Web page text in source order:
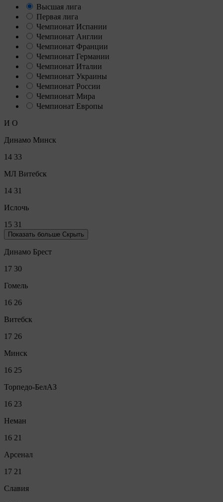
Высшая лига
Первая лига
Чемпионат Испании
Чемпионат Англии
Чемпионат Франции
Чемпионат Германии
Чемпионат Италии
Чемпионат Украины
Чемпионат России
Чемпионат Мира
Чемпионат Европы
И О
Динамо Минск
14 33
МЛ Витебск
14 31
Ислочь
15 31
Показать больше Скрыть
Динамо Брест
17 30
Гомель
16 26
Витебск
17 26
Минск
16 25
Торпедо-БелАЗ
16 23
Неман
16 21
Арсенал
17 21
Славия